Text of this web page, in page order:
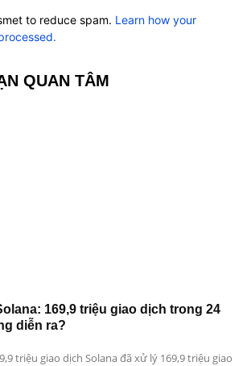
to reduce spam. Learn how your
QUAN TÂM
169,9 triệu giao dịch trong 24
diễn ra?
triệu giao dịch Solana đã xử lý 169,9 triệu giao